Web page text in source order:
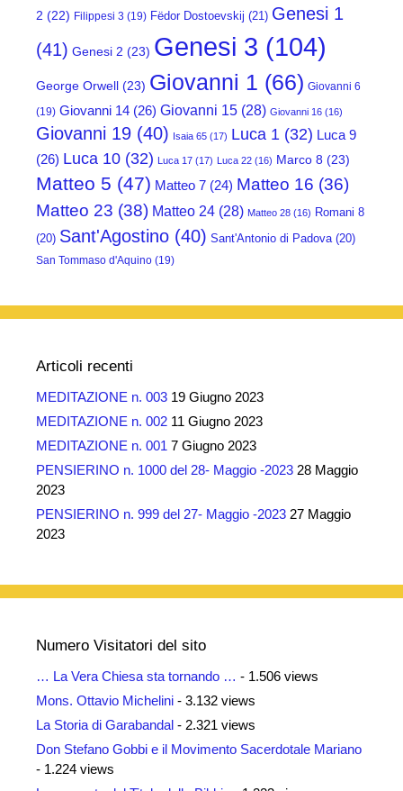
2 (22) Filippesi 3 (19) Fëdor Dostoevskij (21) Genesi 1
(41) Genesi 2 (23) Genesi 3 (104)
George Orwell (23) Giovanni 1 (66) Giovanni 6
(19) Giovanni 14 (26) Giovanni 15 (28) Giovanni 16 (16)
Giovanni 19 (40) Isaia 65 (17) Luca 1 (32) Luca 9
(26) Luca 10 (32) Luca 17 (17) Luca 22 (16) Marco 8 (23)
Matteo 5 (47) Matteo 7 (24) Matteo 16 (36)
Matteo 23 (38) Matteo 24 (28) Matteo 28 (16) Romani 8
(20) Sant'Agostino (40) Sant'Antonio di Padova(20)
San Tommaso d'Aquino (19)
Articoli recenti
MEDITAZIONE n. 003 19 Giugno 2023
MEDITAZIONE n. 002 11 Giugno 2023
MEDITAZIONE n. 001 7 Giugno 2023
PENSIERINO n. 1000 del 28- Maggio -2023 28 Maggio
2023
PENSIERINO n. 999 del 27- Maggio -2023 27 Maggio
2023
Numero Visitatori del sito
… La Vera Chiesa sta tornando … - 1.506 views
Mons. Ottavio Michelini - 3.132 views
La Storia di Garabandal - 2.321 views
Don Stefano Gobbi e il Movimento Sacerdotale Mariano
- 1.224 views